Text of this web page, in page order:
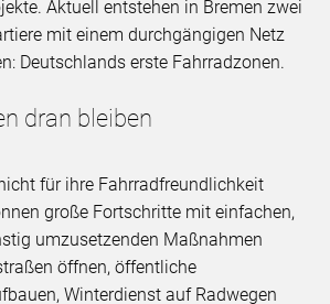
Aktuell entstehen in Bremen zwei
mit einem durchgängigen Netz
Deutschlands erste Fahrradzonen.
dran bleiben
für ihre Fahrradfreundlichkeit
große Fortschritte mit einfachen,
umzusetzenden Maßnahmen
öffnen, öffentliche
Winterdienst auf Radwegen